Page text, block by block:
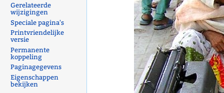
Gerelateerde
wijzigingen
Speciale pagina's
Printvriendelijke
versie
Permanente
koppeling
Paginagegevens
Eigenschappen
bekijken